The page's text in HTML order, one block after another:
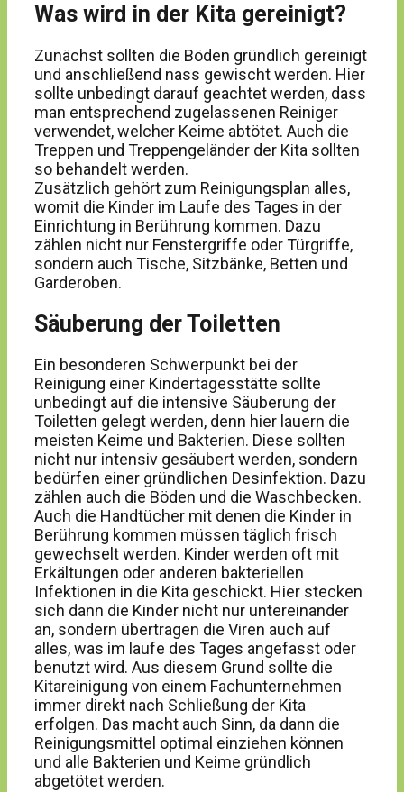
Was wird in der Kita gereinigt?
Zunächst sollten die Böden gründlich gereinigt
und anschließend nass gewischt werden. Hier
sollte unbedingt darauf geachtet werden, dass
man entsprechend zugelassenen Reiniger
verwendet, welcher Keime abtötet. Auch die
Treppen und Treppengeländer der Kita sollten
so behandelt werden.
Zusätzlich gehört zum Reinigungsplan alles,
womit die Kinder im Laufe des Tages in der
Einrichtung in Berührung kommen. Dazu
zählen nicht nur Fenstergriffe oder Türgriffe,
sondern auch Tische, Sitzbänke, Betten und
Garderoben.
Säuberung der Toiletten
Ein besonderen Schwerpunkt bei der
Reinigung einer Kindertagesstätte sollte
unbedingt auf die intensive Säuberung der
Toiletten gelegt werden, denn hier lauern die
meisten Keime und Bakterien. Diese sollten
nicht nur intensiv gesäubert werden, sondern
bedürfen einer gründlichen Desinfektion. Dazu
zählen auch die Böden und die Waschbecken.
Auch die Handtücher mit denen die Kinder in
Berührung kommen müssen täglich frisch
gewechselt werden. Kinder werden oft mit
Erkältungen oder anderen bakteriellen
Infektionen in die Kita geschickt. Hier stecken
sich dann die Kinder nicht nur untereinander
an, sondern übertragen die Viren auch auf
alles, was im laufe des Tages angefasst oder
benutzt wird. Aus diesem Grund sollte die
Kitareinigung von einem Fachunternehmen
immer direkt nach Schließung der Kita
erfolgen. Das macht auch Sinn, da dann die
Reinigungsmittel optimal einziehen können
und alle Bakterien und Keime gründlich
abgetötet werden.